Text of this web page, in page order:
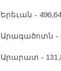
Երեւան -
Արագածոտն -
Արարատ -